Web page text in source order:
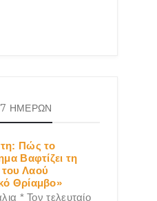
7 ΗΜΕΡΩΝ
Πώς το
Βαφτίζει τη
Λαού
Θρίαμβο»
* Τον τελευταίο